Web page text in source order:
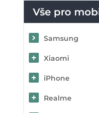
Vše pro
Samsung
Xiaomi
iPhone
Realme